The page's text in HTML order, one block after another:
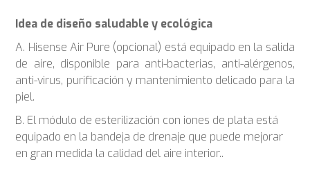
Idea de diseño saludable y ecológica
A. Hisense Air Pure (opcional) está equipado en la salida
de aire, disponible para anti-bacterias, anti-alérgenos,
anti-virus, purificación y mantenimiento delicado para la
piel.
B. El módulo de esterilización con iones de plata está
equipado en la bandeja de drenaje que puede mejorar
en gran medida la calidad del aire interior..